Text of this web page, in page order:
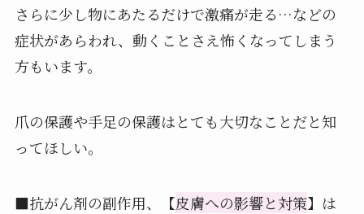
さらに少し物にあたるだけで激痛が走る…などの
症状があらわれ、動くことさえ怖くなってしまう
方もいます。
爪の保護や手足の保護はとても大切なことだと知
ってほしい。
■抗がん剤の副作用、【皮膚への影響と対策】は